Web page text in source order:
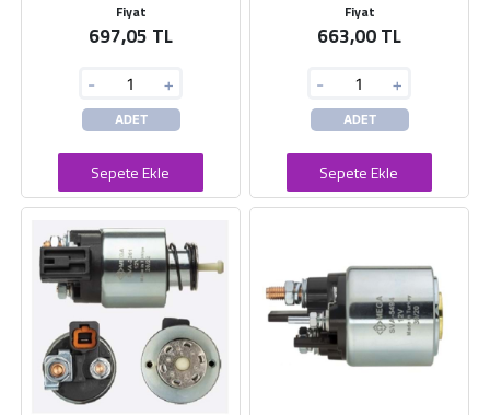
Fiyat
697,05 TL
- +
ADET
Sepete Ekle
Fiyat
663,00 TL
- +
ADET
Sepete Ekle